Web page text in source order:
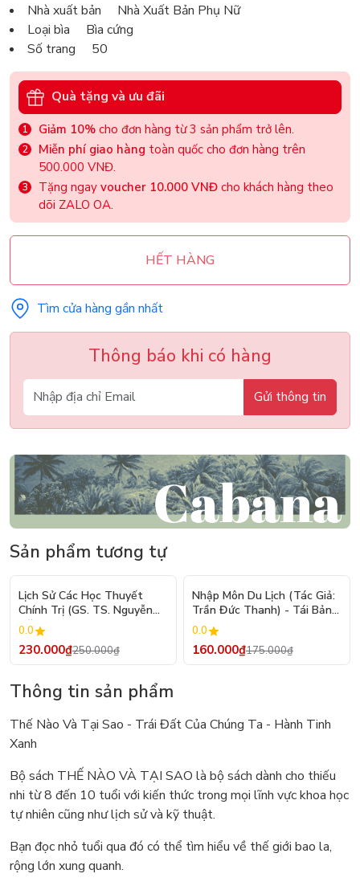
Nhà xuất bản Nhà Xuất Bản Phụ Nữ
Loại bìa Bìa cứng
Số trang 50
Quà tặng và ưu đãi
Giảm 10% cho đơn hàng từ 3 sản phẩm trở lên.
Miễn phí giao hàng toàn quốc cho đơn hàng trên
500.000 VNĐ.
Tặng ngay voucher 10.000 VNĐ cho khách hàng theo
dõi ZALO OA.
HẾT HÀNG
Tìm cửa hàng gần nhất
Thông báo khi có hàng
Gửi thông tin
Sản phẩm tương tự
Lịch Sử Các Học Thuyết
Chính Trị (GS. TS. Nguyễn
Đăng Dung)
0.0
230.000₫250.000₫
- 9%
Nhập Môn Du Lịch (Tác Giả:
Trần Đức Thanh) - Tái Bản
2026
0.0
160.000₫175.000₫
Thông tin sản phẩm
Thế Nào Và Tại Sao - Trái Đất Của Chúng Ta - Hành Tinh
Xanh
Bộ sách THẾ NÀO VÀ TẠI SAO là bộ sách dành cho thiếu
nhi từ 8 đến 10 tuổi với kiến thức trong mọi lĩnh vực khoa học
tự nhiên cũng như lịch sử và kỹ thuật.
Bạn đọc nhỏ tuổi qua đó có thể tìm hiểu về thế giới bao la,
rộng lớn xung quanh.